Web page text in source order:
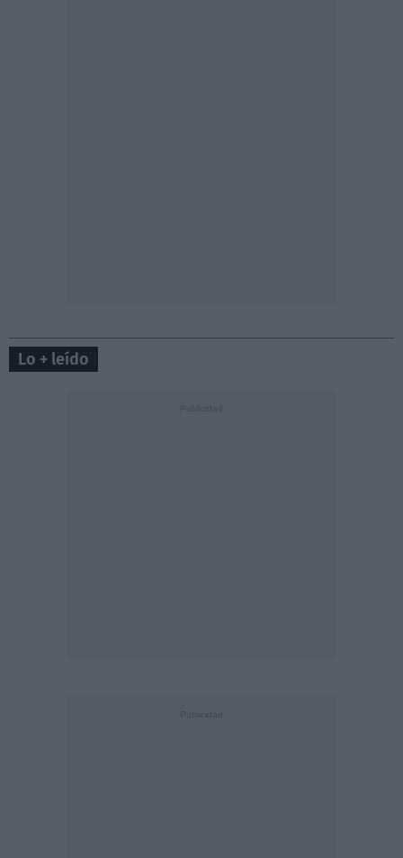
Lo + leído